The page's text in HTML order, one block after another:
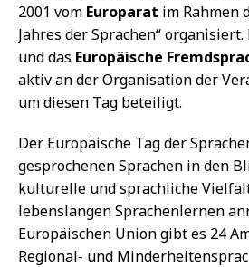
2001 vom Europarat im Rahmen
Jahres der Sprachen“ organisiert.
und das Europäische
aktiv an der Organisation der
um diesen Tag beteiligt.
Der Europäische Tag der
gesprochenen Sprachen in den
kulturelle und sprachliche
lebenslangen Sprachenlernen
Europäischen Union gibt es 24
Regional- und